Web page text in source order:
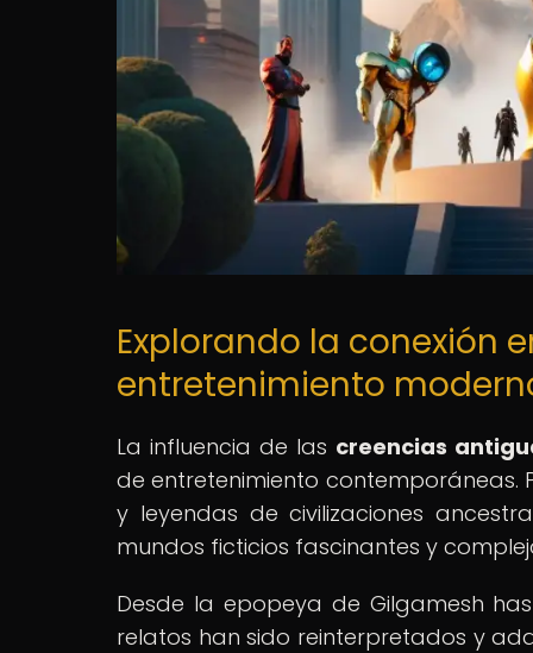
Explorando la conexión
entretenimiento
La influencia de las creencias
de entretenimiento contemporáneas.
y leyendas de civilizaciones
mundos ficticios fascinantes y
Desde la epopeya de Gilgamesh
relatos han sido reinterpretados y